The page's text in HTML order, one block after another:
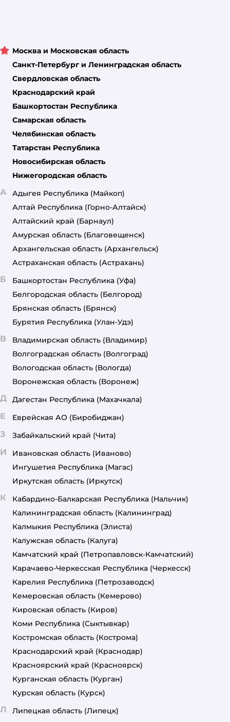
Москва и Московская область
Санкт-Петербург и Ленинградская область
Свердловская область
Краснодарский край
Башкортостан Республика
Самарская область
Челябинская область
Татарстан Республика
Новосибирская область
Нижегородская область
А Адыгея Республика (Майкоп)
Алтай Республика (Горно-Алтайск)
Алтайский край (Барнаул)
Амурская область (Благовещенск)
Архангельская область (Архангельск)
Астраханская область (Астрахань)
Б Башкортостан Республика (Уфа)
Белгородская область (Белгород)
Брянская область (Брянск)
Бурятия Республика (Улан-Удэ)
В Владимирская область (Владимир)
Волгоградская область (Волгоград)
Вологодская область (Вологда)
Воронежская область (Воронеж)
Д Дагестан Республика (Махачкала)
Е Еврейская АО (Биробиджан)
З Забайкальский край (Чита)
И Ивановская область (Иваново)
Ингушетия Республика (Магас)
Иркутская область (Иркутск)
К Кабардино-Балкарская Республика (Нальчик)
Калининградская область (Калининград)
Калмыкия Республика (Элиста)
Калужская область (Калуга)
Камчатский край (Петропавловск-Камчатский)
Карачаево-Черкесская Республика (Черкесск)
Карелия Республика (Петрозаводск)
Кемеровская область (Кемерово)
Кировская область (Киров)
Коми Республика (Сыктывкар)
Костромская область (Кострома)
Краснодарский край (Краснодар)
Красноярский край (Красноярск)
Курганская область (Курган)
Курская область (Курск)
Л Липецкая область (Липецк)